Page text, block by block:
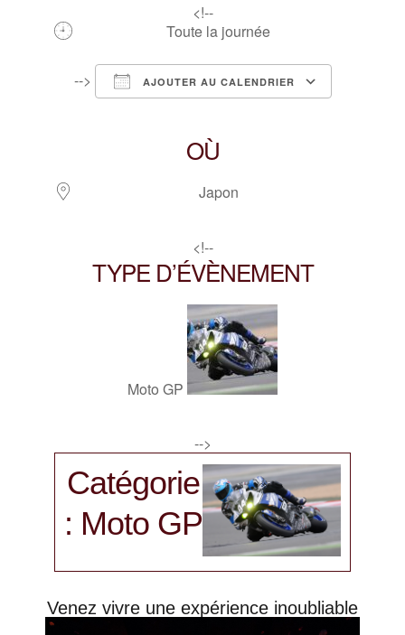
<!--
Toute la journée
--> AJOUTER AU CALENDRIER
OÙ
Japon
<!--
TYPE D’ÉVÈNEMENT
Moto GP
-->
Catégorie
: Moto GP
Venez vivre une expérience inoubliable